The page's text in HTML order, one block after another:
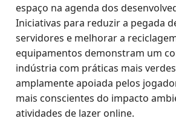
espaço na agenda dos
Iniciativas para reduzir a pegada
servidores e melhorar a
equipamentos demonstram um
indústria com práticas mais
amplamente apoiada pelos
mais conscientes do impacto
atividades de lazer online.